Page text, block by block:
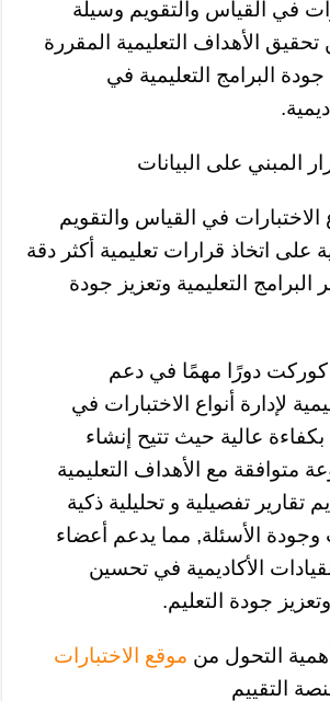
في القياس والتقويم وسيلة
الأهداف التعليمية المقررة
البرامج التعليمية في
المبني على البيانات
الاختبارات في القياس والتقويم
على اتخاذ قرارات تعليمية أكثر دقة
البرامج التعليمية وتعزيز جودة
كوركت دورًا مهمًا في دعم
لإدارة أنواع الاختبارات في
عالية حيث تتيح إنشاء
متوافقة مع الأهداف التعليمية
تقارير تفصيلية و تحليلية ذكية
وجودة الأسئلة, مما يدعم أعضاء
الأكاديمية في تحسين
جودة التعليم.
التحول من موقع الاختبارات
التقييم